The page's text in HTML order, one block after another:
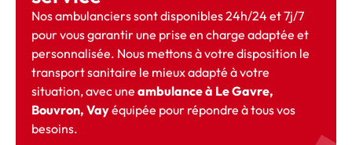
Nos ambulanciers sont disponibles 24h/24 et 7j/7
pour vous garantir une prise en charge adaptée et
personnalisée. Nous mettons à votre disposition le
transport sanitaire le mieux adapté à votre
situation, avec une ambulance à Le Gavre,
Bouvron, Vayéquipée pour répondre à tous vos
besoins.